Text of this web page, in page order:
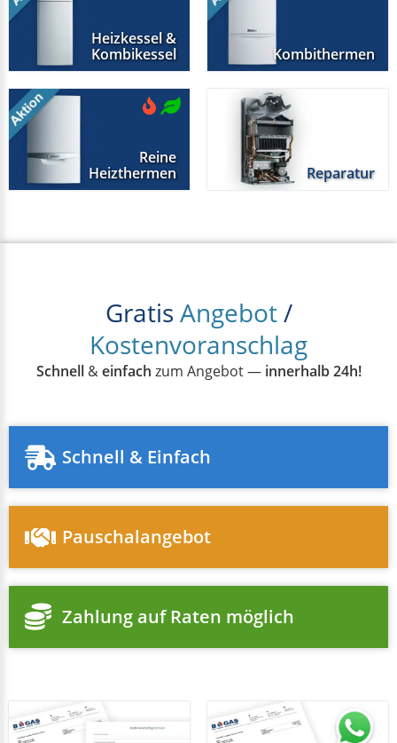
Heizkessel &
Kombikessel
Kombithermen
Reine
Heizthermen
Reparatur
Gratis Angebot/
Kostenvoranschlag
Schnell&einfach zum Angebot — innerhalb 24h!
Schnell & Einfach
Pauschalangebot
Zahlung auf Raten möglich